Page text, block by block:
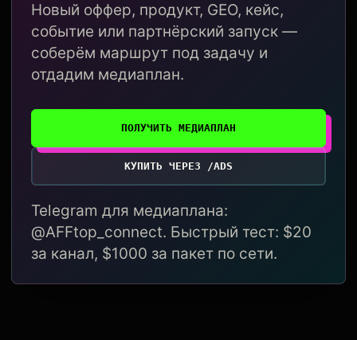
Новый оффер, продукт, GEO, кейс,
событие или партнёрский запуск —
соберём маршрут под задачу и
отдадим медиаплан.
ПОЛУЧИТЬ МЕДИАПЛАН
КУПИТЬ ЧЕРЕЗ /ADS
Telegram для медиаплана:
@AFFtop_connect. Быстрый тест: $20
за канал, $1000 за пакет по сети.